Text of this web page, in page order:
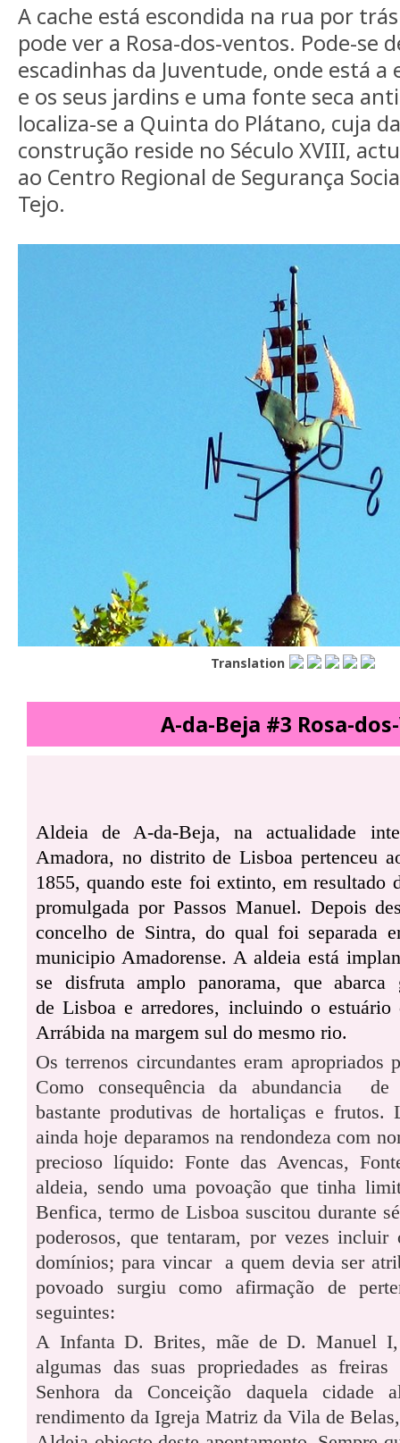
A cache está escondida na rua por
pode ver a Rosa-dos-ventos. Pode-se
escadinhas da Juventude, onde está
e os seus jardins e uma fonte seca
localiza-se a Quinta do Plátano, cuja
construção reside no Século XVIII,
ao Centro Regional de Segurança
Tejo.
Translation
A-da-Beja #3 Rosa-
Aldeia de A-da-Beja, na actualidade
Amadora, no distrito de Lisboa pertenceu
1855, quando este foi extinto, em resultado
promulgada por Passos Manuel. Depois
concelho de Sintra, do qual foi separada
municipio Amadorense. A aldeia está
se disfruta amplo panorama, que abarca
de Lisboa e arredores, incluindo o
Arrábida na margem sul do mesmo rio.
Os terrenos circundantes eram apropriados
Como consequência da abundancia de
bastante produtivas de hortaliças e frutos.
ainda hoje deparamos na rendondeza com
precioso líquido: Fonte das Avencas,
aldeia, sendo uma povoação que tinha
Benfica, termo de Lisboa suscitou durante
poderosos, que tentaram, por vezes
domínios; para vincar a quem devia ser
povoado surgiu como afirmação de
seguintes:
A Infanta D. Brites, mãe de D. Manuel
algumas das suas propriedades as
Senhora da Conceição daquela cidade
rendimento da Igreja Matriz da Vila de